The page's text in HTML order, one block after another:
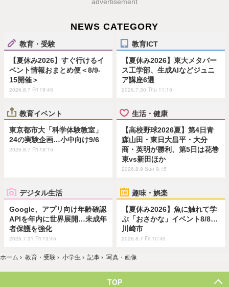
advertisement
NEWS CATEGORY
教育・受験
【夏休み2026】すぐ行けるイ
ベント情報おまとめ便＜8/9-
15開催＞
2026.8.7 Fri 19:45
教育ICT
【夏休み2026】東大メタバー
ス工学部、生成AIなどジュニ
ア講座6選
2026.7.30 Thu 11:15
教育イベント
東京都市大「科学体験教室」
24の実験企画…小中向け9/6
2026.8.7 Fri 18:15
生活・健康
【高校野球2026夏】第4日青
森山田・東日大昌平・大分
商・英明が勝利、第5日は花巻
東vs新田ほか
2026.8.9 Sun 9:15
デジタル生活
Google、アプリ向け年齢確認
APIを年内に世界展開…未成年
者保護を強化
2026.7.31 Fri 13:45
趣味・娯楽
【夏休み2026】魚に触れて学
ぶ「おさかな」イベント8/8…
川崎市
2026.8.7 Fri 10:45
ホーム › 教育・受験 › 小学生 › 記事 › 写真・画像
TOP